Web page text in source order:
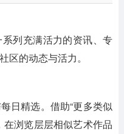
列充满活力的资讯、专
区的动态与活力。
日精选。借助“更多类似
在浏览层层相似艺术作品